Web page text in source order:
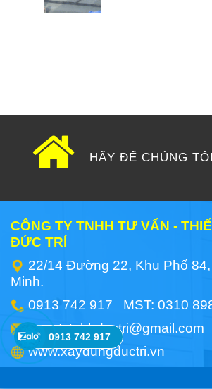
0913 742 917
HÃY ĐỂ CHÚNG
CÔNG TY TNHH TƯ VẤN -
ĐỨC TRÍ
22/14 Đường 22, Khu Phố
Minh.
0913 742 917 MST: 0310
congtytnhhductri@gmail.com
www.xaydungductri.vn